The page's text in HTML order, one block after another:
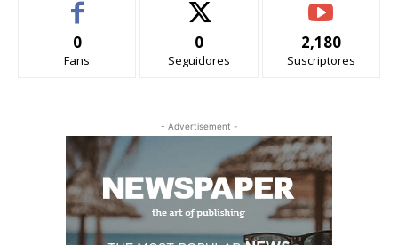
0
Fans
0
Seguidores
2,180
Suscriptores
- Advertisement -